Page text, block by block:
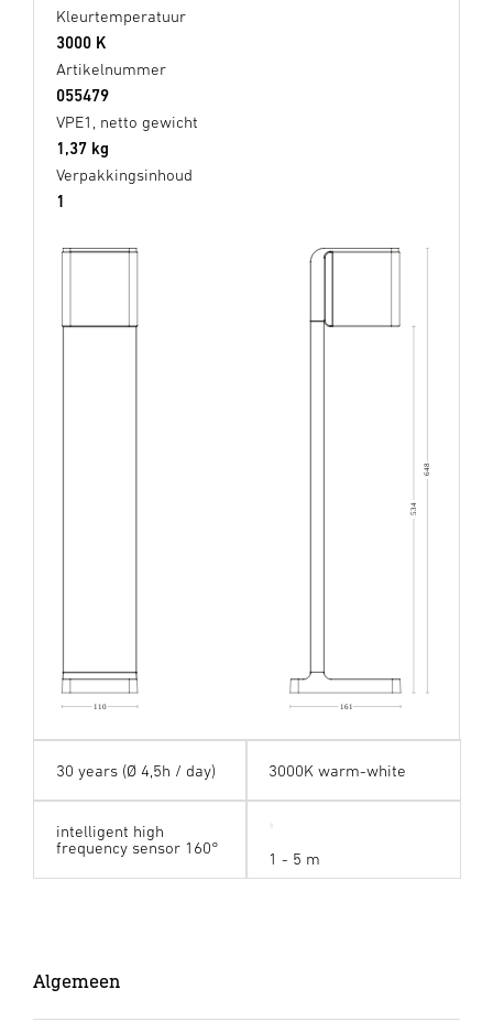
Kleurtemperatuur
3000 K
Artikelnummer
055479
VPE1, netto gewicht
1,37 kg
Verpakkingsinhoud
1
161
110
534
648
30 years (Ø 4,5h / day) 3000K warm-white
intelligent high
frequency sensor 160°
1 - 5 m
Algemeen